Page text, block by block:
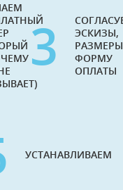
3
ЭСКИЗЫ,
ФОРМУ
ОПЛАТЫ
УСТАНАВЛИВАЕМ